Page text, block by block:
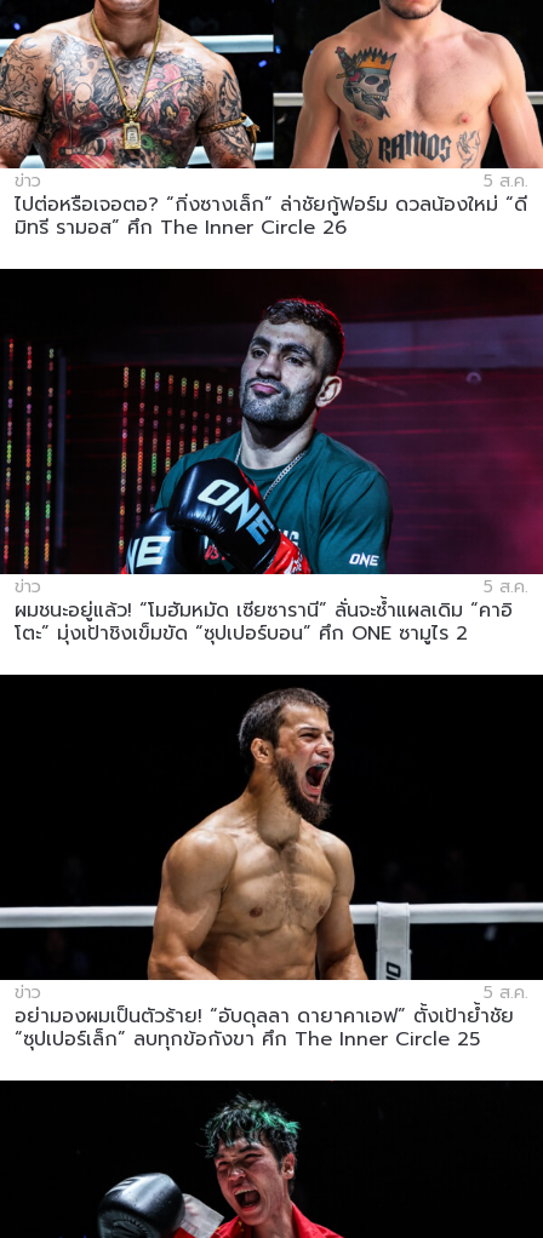
ข่าว 5 ส.ค.
ไปต่อหรือเจอตอ? “กิ่งซางเล็ก” ล่าชัยกู้ฟอร์ม ดวลน้องใหม่ “ดี
มิทรี รามอส” ศึก The Inner Circle 26
ข่าว 5 ส.ค.
ผมชนะอยู่แล้ว! “โมฮัมหมัด เซียซารานี” ลั่นจะซ้ำแผลเดิม “คาอิ
โตะ” มุ่งเป้าชิงเข็มขัด “ซุปเปอร์บอน” ศึก ONE ซามูไร 2
ข่าว 5 ส.ค.
อย่ามองผมเป็นตัวร้าย! “อับดุลลา ดายาคาเอฟ” ตั้งเป้าย้ำชัย
“ซุปเปอร์เล็ก” ลบทุกข้อกังขา ศึก The Inner Circle 25